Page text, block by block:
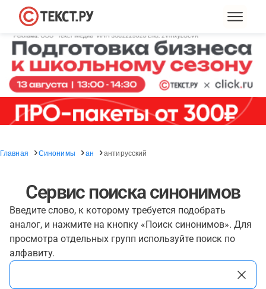
Главная Синонимы ан антирусский
Сервис поиска синонимов
Введите слово, к которому требуется подобрать
аналог, и нажмите на кнопку «Поиск синонимов». Для
просмотра отдельных групп используйте поиск по
алфавиту.